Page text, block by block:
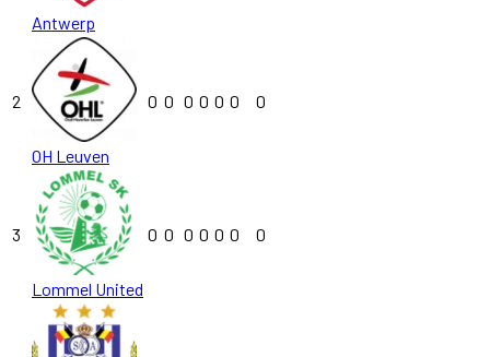
Antwerp
2
OH Leuven
0 0 0 0 0 0 0
3
Lommel United
0 0 0 0 0 0 0